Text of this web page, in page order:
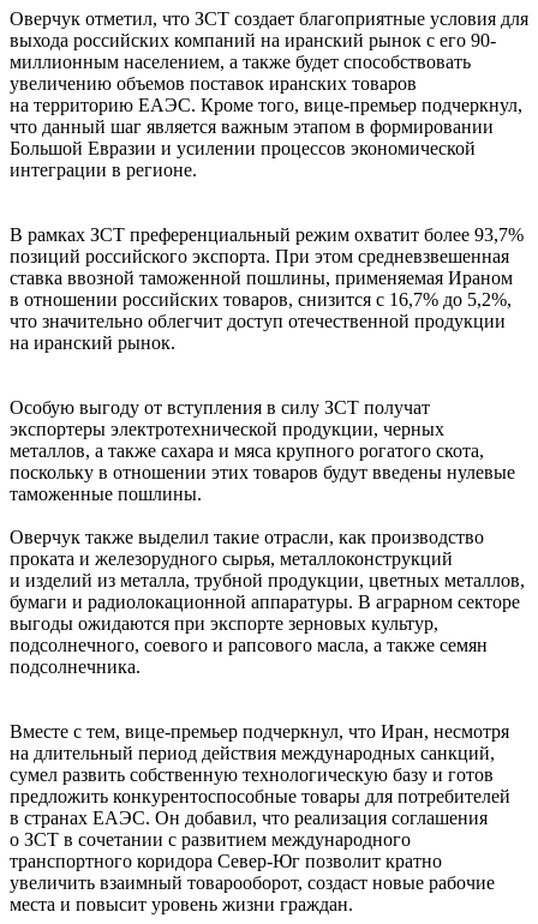
Оверчук отметил, что ЗСТ создает благоприятные условия для
выхода российских компаний на иранский рынок с его 90-
миллионным населением, а также будет способствовать
увеличению объемов поставок иранских товаров
на территорию ЕАЭС. Кроме того, вице-премьер подчеркнул,
что данный шаг является важным этапом в формировании
Большой Евразии и усилении процессов экономической
интеграции в регионе.
В рамках ЗСТ преференциальный режим охватит более 93,7%
позиций российского экспорта. При этом средневзвешенная
ставка ввозной таможенной пошлины, применяемая Ираном
в отношении российских товаров, снизится с 16,7% до 5,2%,
что значительно облегчит доступ отечественной продукции
на иранский рынок.
Особую выгоду от вступления в силу ЗСТ получат
экспортеры электротехнической продукции, черных
металлов, а также сахара и мяса крупного рогатого скота,
поскольку в отношении этих товаров будут введены нулевые
таможенные пошлины.
Оверчук также выделил такие отрасли, как производство
проката и железорудного сырья, металлоконструкций
и изделий из металла, трубной продукции, цветных металлов,
бумаги и радиолокационной аппаратуры. В аграрном секторе
выгоды ожидаются при экспорте зерновых культур,
подсолнечного, соевого и рапсового масла, а также семян
подсолнечника.
Вместе с тем, вице-премьер подчеркнул, что Иран, несмотря
на длительный период действия международных санкций,
сумел развить собственную технологическую базу и готов
предложить конкурентоспособные товары для потребителей
в странах ЕАЭС. Он добавил, что реализация соглашения
о ЗСТ в сочетании с развитием международного
транспортного коридора Север-Юг позволит кратно
увеличить взаимный товарооборот, создаст новые рабочие
места и повысит уровень жизни граждан.